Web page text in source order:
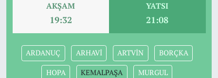
AKŞAM
19:32
YATSI
21:08
ARDANUÇ ARHAVİ ARTVİN BORÇKA
HOPA KEMALPAŞA MURGUL